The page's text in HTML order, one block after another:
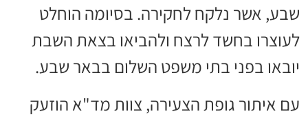
שבע, אשר נלקח לחקירה. בסיומה הוחלט
לעוצרו בחשד לרצח ולהביאו בצאת השבת
יובאו בפני בתי משפט השלום בבאר שבע.
עם איתור גופת הצעירה, צוות מד"א הוזעק